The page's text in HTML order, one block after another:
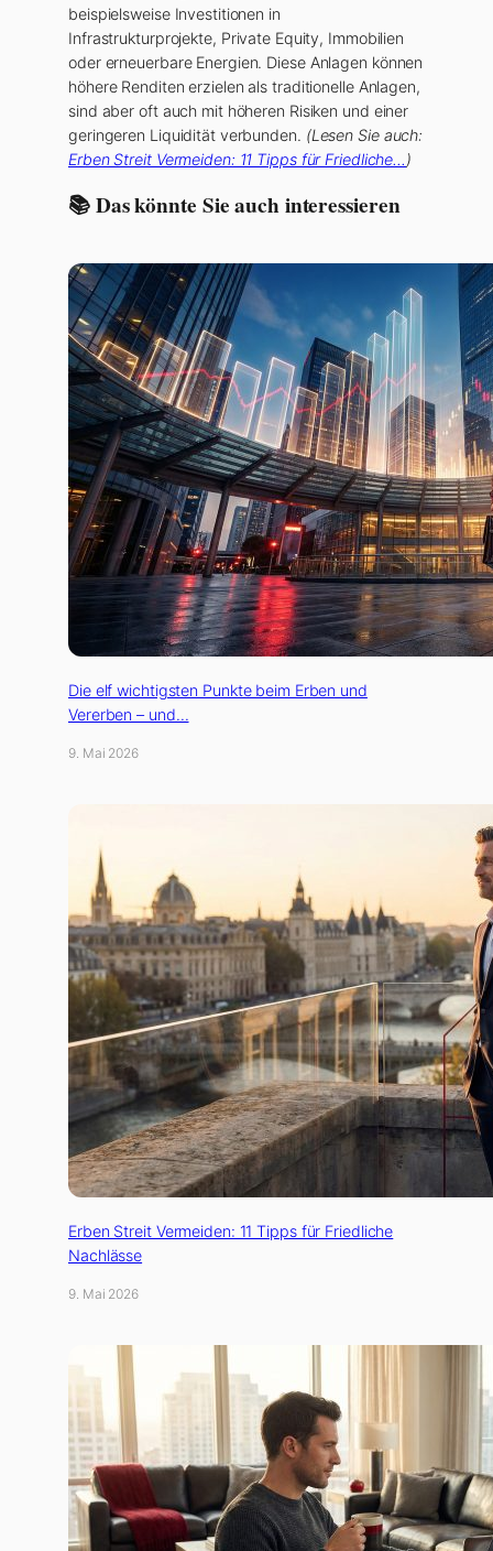
beispielsweise Investitionen in
Infrastrukturprojekte, Private Equity, Immobilien
oder erneuerbare Energien. Diese Anlagen können
höhere Renditen erzielen als traditionelle Anlagen,
sind aber oft auch mit höheren Risiken und einer
geringeren Liquidität verbunden. (Lesen Sie auch:
Erben Streit Vermeiden: 11 Tipps für Friedliche…)
📚 Das könnte Sie auch interessieren
Die elf wichtigsten Punkte beim Erben und
Vererben – und…
9. Mai 2026
Erben Streit Vermeiden: 11 Tipps für Friedliche
Nachlässe
9. Mai 2026